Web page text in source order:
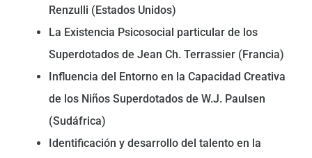
Renzulli (Estados Unidos)
La Existencia Psicosocial particular de los
Superdotados de Jean Ch. Terrassier (Francia)
Influencia del Entorno en la Capacidad Creativa
de los Niños Superdotados de W.J. Paulsen
(Sudáfrica)
Identificación y desarrollo del talento en la